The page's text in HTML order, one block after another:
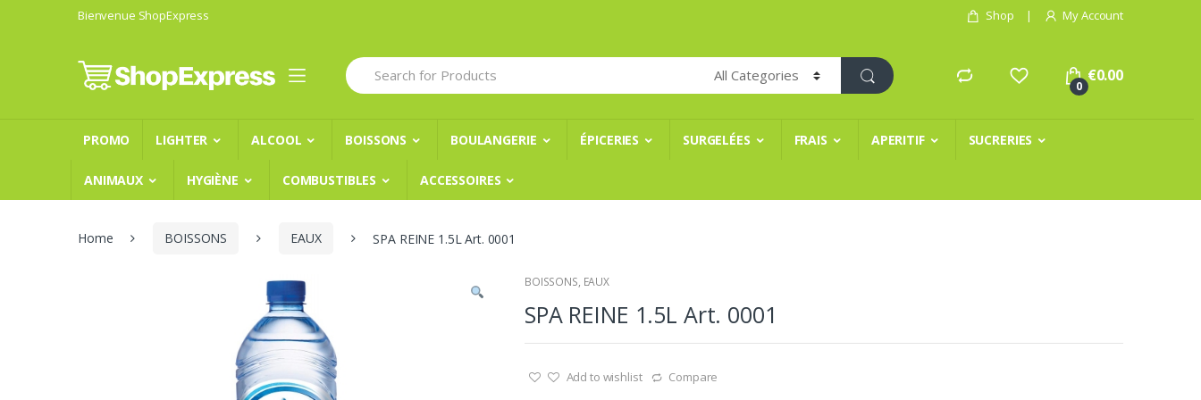
Bienvenue ShopExpress Shop My Account
Search
for:
0
€0.00
PROMO LIGHTER ALCOOL BOISSONS BOULANGERIE ÉPICERIES SURGELÉES FRAIS APERITIF SUCRERIES
ANIMAUX HYGIÈNE COMBUSTIBLES ACCESSOIRES
Home BOISSONS EAUX SPA REINE 1.5L Art. 0001
BOISSONS, EAUX
SPA REINE 1.5L Art. 0001
Add to wishlist Compare